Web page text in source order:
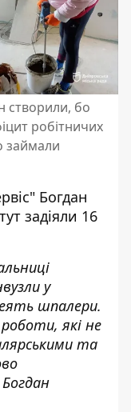
створили, бо
робітничих
займали
Богдан
задіяли 16
у
шпалери.
роботи, які не
та